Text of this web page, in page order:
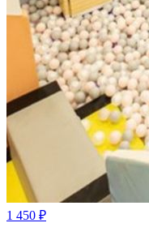
1 450 ₽